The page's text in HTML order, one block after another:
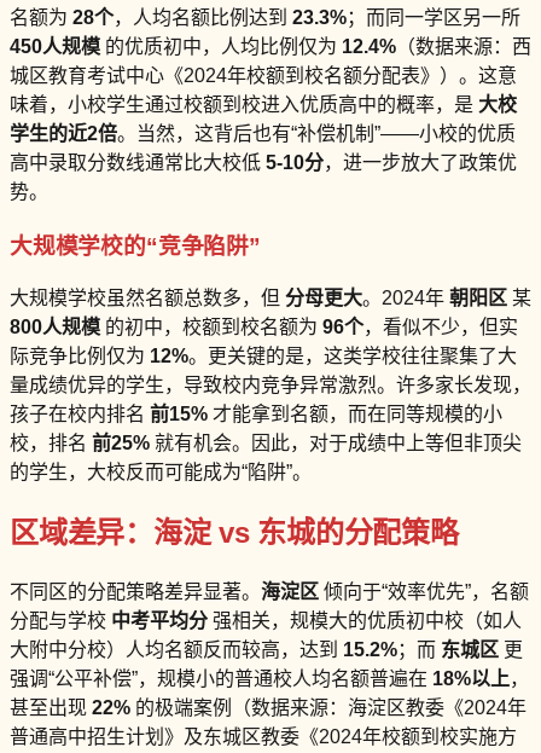
名额为 28个，人均名额比例达到 23.3%；而同一学区另一所
450人规模 的优质初中，人均比例仅为 12.4% （数据来源：西
城区教育考试中心《2024年校额到校名额分配表》）。这意
味着，小校学生通过校额到校进入优质高中的概率，是 大校
学生的近2倍。当然，这背后也有“补偿机制”——小校的优质
高中录取分数线通常比大校低 5-10分，进一步放大了政策优
势。
大规模学校的“竞争陷阱”
大规模学校虽然名额总数多，但 分母更大。2024年 朝阳区 某
800人规模 的初中，校额到校名额为 96个，看似不少，但实
际竞争比例仅为 12%。更关键的是，这类学校往往聚集了大
量成绩优异的学生，导致校内竞争异常激烈。许多家长发现，
孩子在校内排名 前15% 才能拿到名额，而在同等规模的小
校，排名 前25% 就有机会。因此，对于成绩中上等但非顶尖
的学生，大校反而可能成为“陷阱”。
区域差异：海淀 vs 东城的分配策略
不同区的分配策略差异显著。 海淀区 倾向于“效率优先”，名额
分配与学校 中考平均分 强相关，规模大的优质初中校（如人
大附中分校）人均名额反而较高，达到 15.2%；而 东城区 更
强调“公平补偿”，规模小的普通校人均名额普遍在 18%以上，
甚至出现 22% 的极端案例（数据来源：海淀区教委《2024年
普通高中招生计划》及东城区教委《2024年校额到校实施方